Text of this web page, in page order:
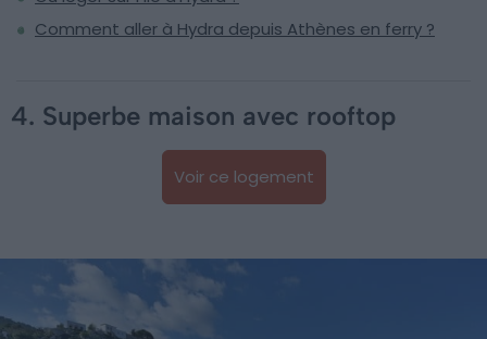
Comment aller à Hydra depuis Athènes en ferry ?
4. Superbe maison avec rooftop
Voir ce logement